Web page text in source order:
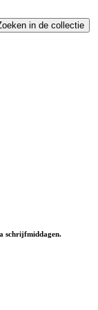
in de collectie
schrijfmiddagen.